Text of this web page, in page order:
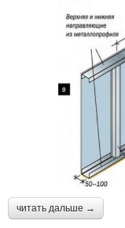
читать дальше →